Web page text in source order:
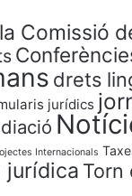
Comissió
drets
jurídics
Internacionals
jurídica Torn